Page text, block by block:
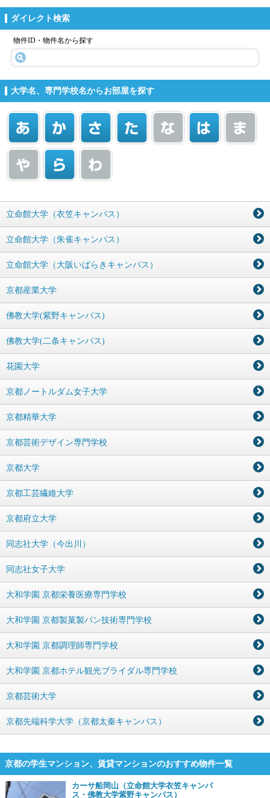
ダイレクト検索
物件ID・物件名から探す
大学名、専門学校名からお部屋を探す
立命館大学（衣笠キャンパス）
立命館大学（朱雀キャンパス）
立命館大学（大阪いばらきキャンパス）
京都産業大学
佛教大学(紫野キャンパス)
佛教大学(二条キャンパス)
花園大学
京都ノートルダム女子大学
京都精華大学
京都芸術デザイン専門学校
京都大学
京都工芸繊維大学
京都府立大学
同志社大学（今出川）
同志社女子大学
大和学園 京都栄養医療専門学校
大和学園 京都製菓製パン技術専門学校
大和学園 京都調理師専門学校
大和学園 京都ホテル観光ブライダル専門学校
京都芸術大学
京都先端科学大学（京都太秦キャンパス）
京都の学生マンション、賃貸マンションのおすすめ物件一覧
カーサ船岡山（立命館大学衣笠キャンパ
ス・佛教大学紫野キャンパス）